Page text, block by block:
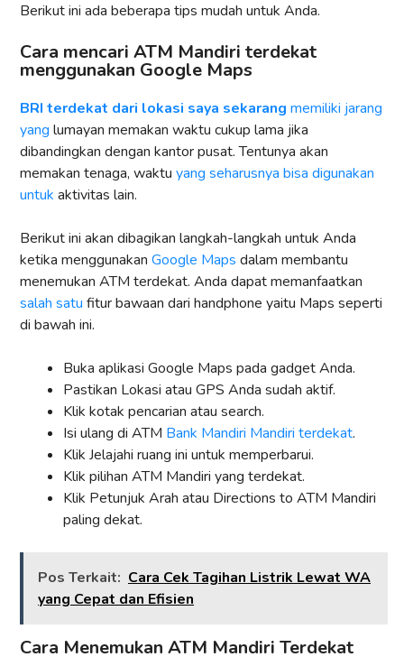
Berikut ini ada beberapa tips mudah untuk Anda.
Cara mencari ATM Mandiri terdekat
menggunakan Google Maps
BRI terdekat dari lokasi saya sekarang memiliki jarang
yang lumayan memakan waktu cukup lama jika
dibandingkan dengan kantor pusat. Tentunya akan
memakan tenaga, waktu yang seharusnya bisa digunakan
untuk aktivitas lain.
Berikut ini akan dibagikan langkah-langkah untuk Anda
ketika menggunakan Google Maps dalam membantu
menemukan ATM terdekat. Anda dapat memanfaatkan
salah satu fitur bawaan dari handphone yaitu Maps seperti
di bawah ini.
Buka aplikasi Google Maps pada gadget Anda.
Pastikan Lokasi atau GPS Anda sudah aktif.
Klik kotak pencarian atau search.
Isi ulang di ATM Bank Mandiri Mandiri terdekat.
Klik Jelajahi ruang ini untuk memperbarui.
Klik pilihan ATM Mandiri yang terdekat.
Klik Petunjuk Arah atau Directions to ATM Mandiri
paling dekat.
Pos Terkait: Cara Cek Tagihan Listrik Lewat WA
yang Cepat dan Efisien
Cara Menemukan ATM Mandiri Terdekat